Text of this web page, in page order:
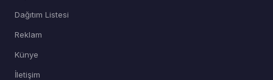
Dağıtım Listesi
Reklam
Künye
İletişim